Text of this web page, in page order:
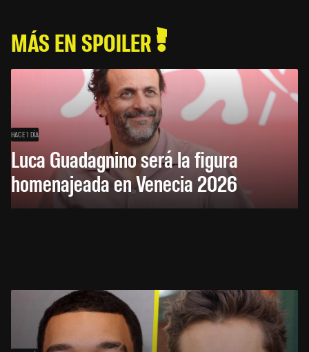
MÁS EN SPOILER
HACE 1 DÍA
Luca Guadagnino será la figura
homenajeada en Venecia 2026